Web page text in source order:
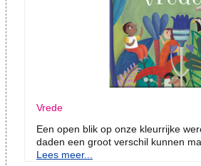
Vrede
Een open blik op onze kleurrijke
daden een groot verschil kunnen
Lees meer...